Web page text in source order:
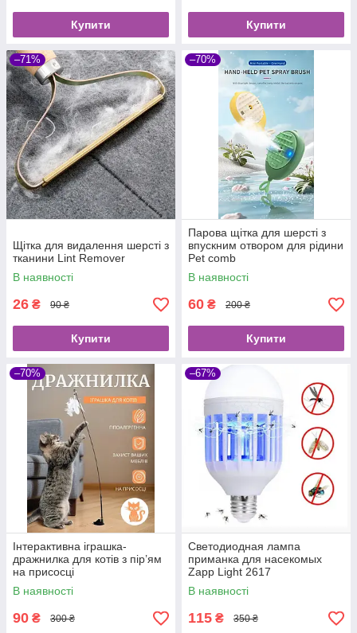
Купити Купити
–71%
Щітка для видалення шерсті з
тканини Lint Remover
В наявності
26 ₴ 90 ₴
Купити
–70%
Парова щітка для шерсті з
впускним отвором для рідини
Pet comb
В наявності
60 ₴ 200 ₴
Купити
–70%
Інтерактивна іграшка-
дражнилка для котів з пір’ям
на присосці
В наявності
90 ₴ 300 ₴
–67%
Светодиодная лампа
приманка для насекомых
Zapp Light 2617
уничтожитель насекомых
В наявності
115 ₴ 350 ₴